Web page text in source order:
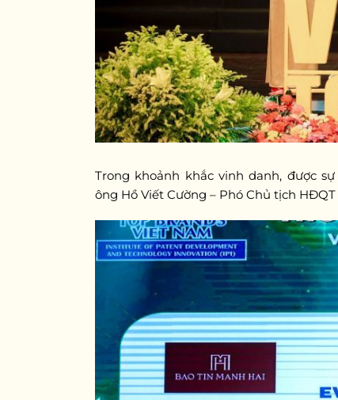
Trong khoảnh khắc vinh danh, được
ông Hồ Viết Cường – Phó Chủ tịch